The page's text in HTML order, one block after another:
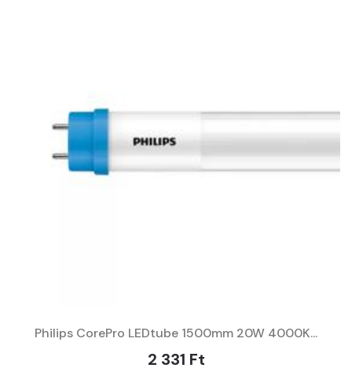
Philips CorePro LEDtube 1500mm 20W 4000K...
2 331 Ft